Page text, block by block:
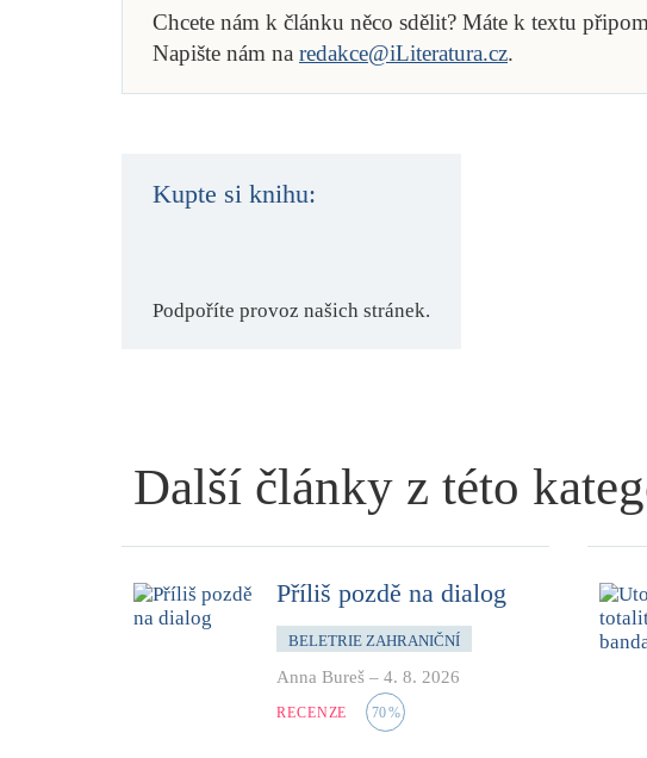
Chcete nám k článku něco sdělit? Máte k textu
Napište nám na redakce@iLiteratura.cz.
Kupte si knihu:
Podpoříte provoz našich stránek.
Další články z této
Příliš pozdě na dialog
BELETRIE ZAHRANIČNÍ
Anna Bureš – 4. 8. 2026
RECENZE 70%